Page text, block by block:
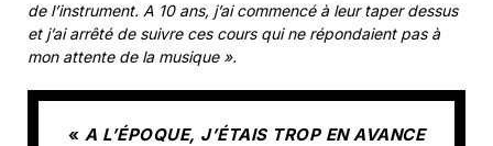
de l’instrument. A 10 ans, j’ai commencé à leur taper dessus
et j’ai arrêté de suivre ces cours qui ne répondaient pas à
mon attente de la musique ».
« A L’ÉPOQUE, J’ÉTAIS TROP EN AVANCE